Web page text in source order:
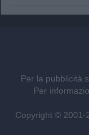
Per la pubblicità
Per
Copyright © 2001-